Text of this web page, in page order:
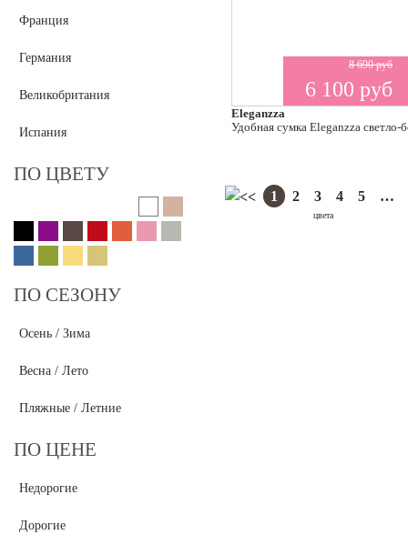
Франция
Германия
Великобритания
Испания
ПО ЦВЕТУ
ПО СЕЗОНУ
Осень / Зима
Весна / Лето
Пляжные / Летние
ПО ЦЕНЕ
Недорогие
Дорогие
8 690 руб
6 100 руб
Eleganzza
Удобная сумка Eleganzza светло-
1 2 3 4 5 …